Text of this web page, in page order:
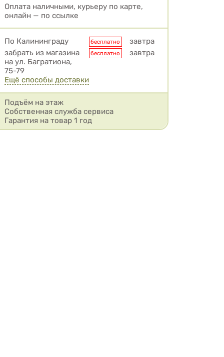
Оплата наличными, курьеру по карте,
онлайн — по ссылке
Условия доставки
По Калининграду бесплатно
завтра
забрать из магазина
на ул. Багратиона,
75-79
бесплатно завтра
Ещё способы доставки
Подъём на этаж
Собственная служба сервиса
Гарантия на товар 1 год